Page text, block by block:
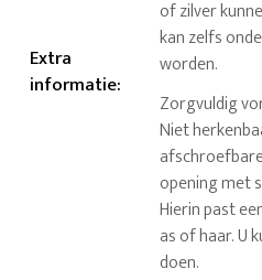
Extra
informatie:
of zilver
kan zelfs
worden.
Zorgvuldig
Niet
opening met
Hierin past
as of haar. U
doen.